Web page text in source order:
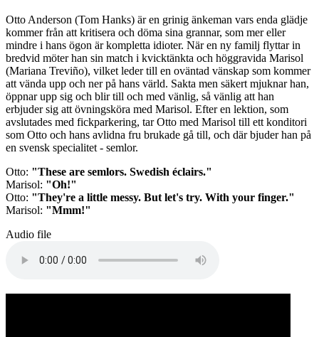
Otto Anderson (Tom Hanks) är en grinig änkeman vars enda glädje
kommer från att kritisera och döma sina grannar, som mer eller
mindre i hans ögon är kompletta idioter. När en ny familj flyttar in
bredvid möter han sin match i kvicktänkta och höggravida Marisol
(Mariana Treviño), vilket leder till en oväntad vänskap som kommer
att vända upp och ner på hans värld. Sakta men säkert mjuknar han,
öppnar upp sig och blir till och med vänlig, så vänlig att han
erbjuder sig att övningsköra med Marisol. Efter en lektion, som
avslutades med fickparkering, tar Otto med Marisol till ett konditori
som Otto och hans avlidna fru brukade gå till, och där bjuder han på
en svensk specialitet - semlor.
Otto: "These are semlors. Swedish éclairs."
Marisol: "Oh!"
Otto: "They're a little messy. But let's try. With your finger."
Marisol: "Mmm!"
Audio file